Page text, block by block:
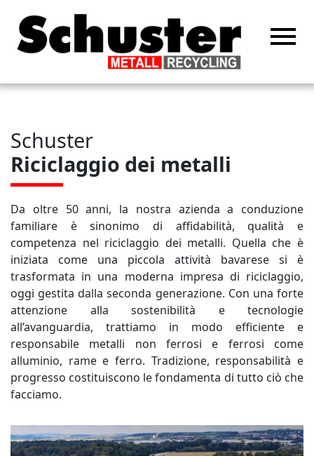
menu
Azienda
Storia
Certificazione
Riciclaggio
Alluminio
Trituratore
Imballaggio
Cavo ACSR
Cavi in rame
Metalli ferrosi
Metalli non ferrosi
outgoing_mail Contatti
Schuster
Riciclaggio dei metalli
Da oltre 50 anni, la nostra azienda a conduzione
familiare è sinonimo di affidabilità, qualità e
competenza nel riciclaggio dei metalli. Quella che è
iniziata come una piccola attività bavarese si è
trasformata in una moderna impresa di riciclaggio,
oggi gestita dalla seconda generazione. Con una forte
attenzione alla sostenibilità e tecnologie
all’avanguardia, trattiamo in modo efficiente e
responsabile metalli non ferrosi e ferrosi come
alluminio, rame e ferro. Tradizione, responsabilità e
progresso costituiscono le fondamenta di tutto ciò che
facciamo.